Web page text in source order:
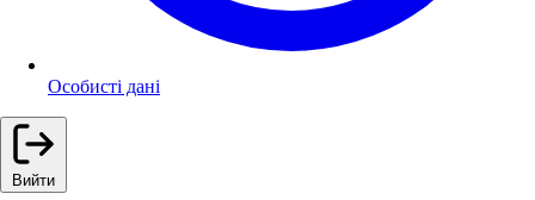
Особисті дані
Вийти